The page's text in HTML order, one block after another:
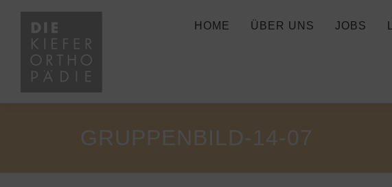
springen
HOME ÜBER UNS JOBS
GRUPPENBILD-14-07